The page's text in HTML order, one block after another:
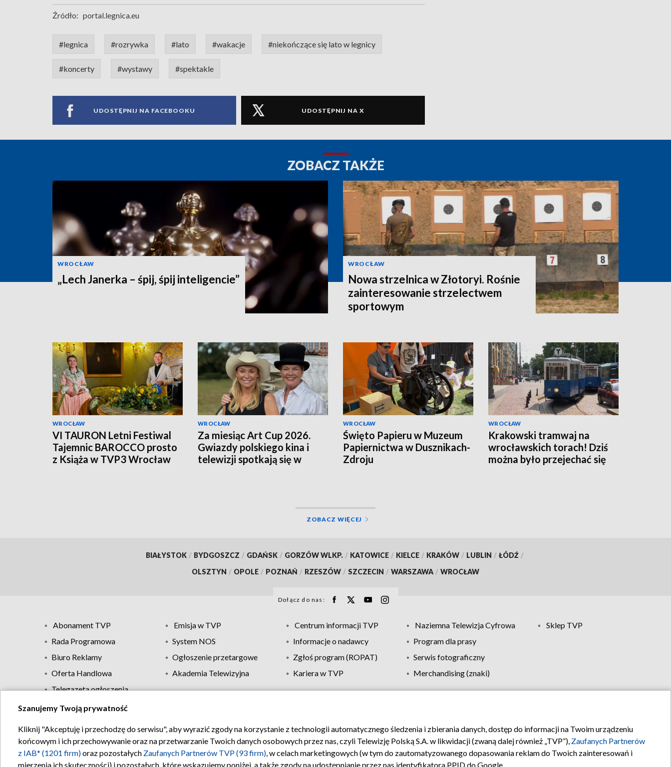
Źródło: portal.legnica.eu
#legnica #rozrywka #lato #wakacje #niekończące się lato w legnicy
#koncerty #wystawy #spektakle
UDOSTĘPNIJ NA FACEBOOKU UDOSTĘPNIJ NA X
ZOBACZ TAKŻE
WROCŁAW
„Lech Janerka – śpij, śpij inteligencie”
WROCŁAW
Nowa strzelnica w Złotoryi. Rośnie
zainteresowanie strzelectwem
sportowym
WROCŁAW
VI TAURON Letni Festiwal
Tajemnic BAROCCO prosto
z Książa w TVP3 Wrocław
WROCŁAW
Za miesiąc Art Cup 2026.
Gwiazdy polskiego kina i
telewizji spotkają się w
WROCŁAW
Święto Papieru w Muzeum
Papiernictwa w Dusznikach-
Zdroju
WROCŁAW
Krakowski tramwaj na
wrocławskich torach! Dziś
można było przejechać się
ZOBACZ WIĘCEJ
BIAŁYSTOK / BYDGOSZCZ / GDAŃSK / GORZÓW WLKP. / KATOWICE / KIELCE / KRAKÓW / LUBLIN / ŁÓDŹ /
OLSZTYN / OPOLE / POZNAŃ / RZESZÓW / SZCZECIN / WARSZAWA / WROCŁAW
Dołącz do nas:
Abonament TVP Emisja w TVP Centrum informacji TVP Naziemna Telewizja Cyfrowa
Sklep TVP
Rada Programowa
System NOS Informacje o nadawcy
Program dla prasy
Biuro Reklamy
Ogłoszenie przetargowe Zgłoś program (ROPAT)
Serwis fotograficzny
Oferta Handlowa
Akademia Telewizyjna Kariera w TVP
Merchandising (znaki)
Telegazeta ogłoszenia
Regulamin TVP Polityka prywatności Moje zgody Pomoc Biuro reklamy Kontakt
Szanujemy Twoją prywatność
Kliknij "Akceptuję i przechodzę do serwisu", aby wyrazić zgody na korzystanie z technologii automatycznego śledzenia i zbierania danych, dostęp do informacji na Twoim urządzeniu
końcowym i ich przechowywanie oraz na przetwarzanie Twoich danych osobowych przez nas, czyli Telewizję Polską S.A. w likwidacji (zwaną dalej również „TVP”), Zaufanych Partnerów
z IAB* (1201 firm)oraz pozostałych Zaufanych Partnerów TVP (93 firm), w celach marketingowych (w tym do zautomatyzowanego dopasowania reklam do Twoich zainteresowań i
mierzenia ich skuteczności) i pozostałych, które wskazujemy poniżej, a także zgody na udostępnianie przez nas identyfikatora PPID do Google.